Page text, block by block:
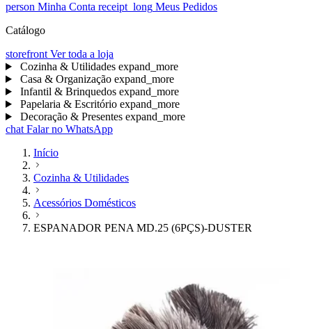
person Minha Conta receipt_long Meus Pedidos
Catálogo
storefront Ver toda a loja
Cozinha & Utilidades expand_more
Casa & Organização expand_more
Infantil & Brinquedos expand_more
Papelaria & Escritório expand_more
Decoração & Presentes expand_more
chat Falar no WhatsApp
Início
Cozinha & Utilidades
Acessórios Domésticos
ESPANADOR PENA MD.25 (6PÇS)-DUSTER